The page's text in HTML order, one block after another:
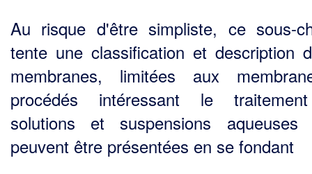
Au risque d'être simpliste, ce sous-
tente une classification et description
membranes, limitées aux
procédés intéressant le
solutions et suspensions
peuvent être présentées en se fondant